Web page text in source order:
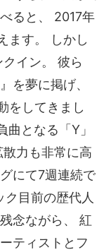
ると、 2017年
ます。 しかし
イン。 彼ら
を夢に掲げ、
をしてきまし
となる「Y」
力も非常に高
にて7週連続で
目前の歴代人
念ながら、 紅
ティストとフ